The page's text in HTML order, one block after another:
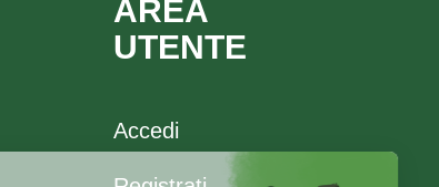
AREA
UTENTE
Accedi